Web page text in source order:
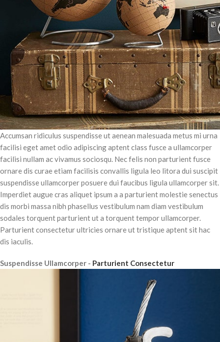
Accumsan ridiculus suspendisse ut aenean malesuada metus mi urna
facilisi eget amet odio adipiscing aptent class fusce a ullamcorper
facilisi nullam ac vivamus sociosqu. Nec felis non parturient fusce
ornare dis curae etiam facilisis convallis ligula leo litora dui suscipit
suspendisse ullamcorper posuere dui faucibus ligula ullamcorper sit.
Imperdiet augue cras aliquet ipsum a a parturient molestie senectus
dis morbi massa nibh phasellus vestibulum nam diam vestibulum
sodales torquent parturient ut a torquent tempor ullamcorper.
Parturient consectetur ultricies ornare ut tristique aptent sit hac
dis iaculis.
Suspendisse Ullamcorper - Parturient Consectetur